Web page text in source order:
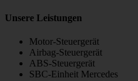
Unsere Leistungen
Motor-Steuergerät
Airbag-Steuergerät
ABS-Steuergerät
SBC-Einheit Mercedes